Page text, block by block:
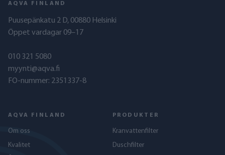
AQVA FINLAND
Puusepänkatu 2 D, 00880 Helsinki
Öppet vardagar 09–17
010 321 5080
myynti@aqva.fi
FO-nummer: 2351337-8
AQVA FINLAND
Om oss
Kvalitet
PRODUKTER
Kranvattenfilter
Duschfilter